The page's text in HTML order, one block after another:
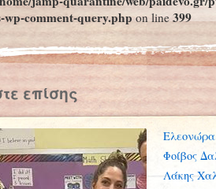
wp-comment-query.phpon line399
επίσης
Φοίβος
Λάκης